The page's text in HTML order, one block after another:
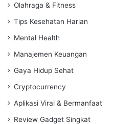
Olahraga & Fitness
Tips Kesehatan Harian
Mental Health
Manajemen Keuangan
Gaya Hidup Sehat
Cryptocurrency
Aplikasi Viral & Bermanfaat
Review Gadget Singkat